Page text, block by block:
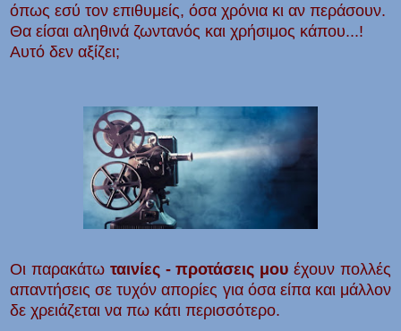
όπως εσύ τον επιθυμείς, όσα χρόνια κι αν περάσουν.
Θα είσαι αληθινά ζωντανός και χρήσιμος κάπου...!
Αυτό δεν αξίζει;
Οι παρακάτω ταινίες - προτάσεις μου έχουν πολλές
απαντήσεις σε τυχόν απορίες για όσα είπα και μάλλον
δε χρειάζεται να πω κάτι περισσότερο.